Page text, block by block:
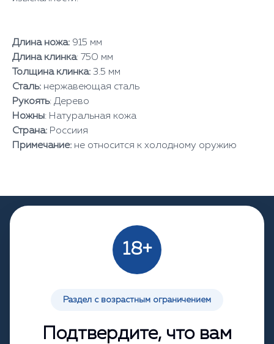
Длина ножа: 915 мм
Длина клинка: 750 мм
Толщина клинка: 3.5 мм
Сталь: нержавеющая сталь
Рукоять: Дерево
Ножны: Натуральная кожа
Страна: Россиия
Примечание: не относится к холодному оружию
18+
Раздел с возрастным ограничением
Подтвердите, что вам
Популярные в разделе
Посмотрите другие товары из этого раздела.